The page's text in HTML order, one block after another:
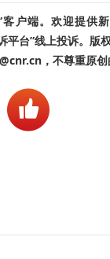
户端。欢迎提供
台”线上投诉。版
，不尊重原创